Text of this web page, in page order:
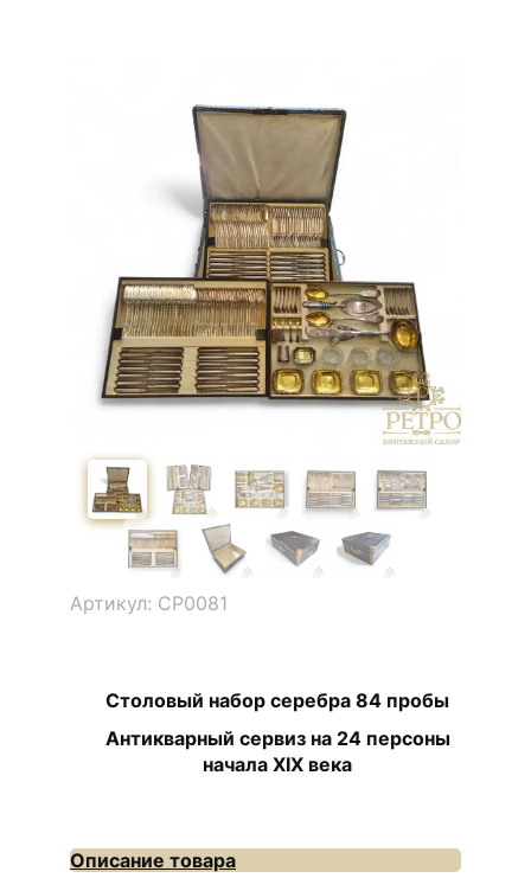
Столовый набор серебра 84 пробы
Антикварный сервиз на 24 персоны
начала XIX века
Описание товара
Артикул: СР0081